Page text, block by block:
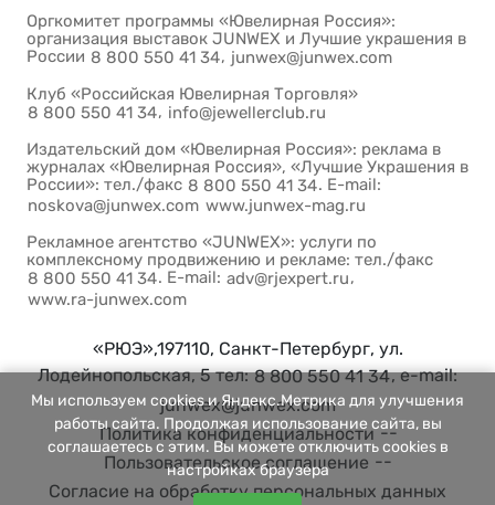
Оргкомитет программы «Ювелирная Россия»:
организация выставок JUNWEX и Лучшие украшения в
России 8 800 550 41 34, junwex@junwex.com
Клуб «Российская Ювелирная Торговля»
8 800 550 41 34, info@jewellerclub.ru
Издательский дом «Ювелирная Россия»: реклама в
журналах «Ювелирная Россия», «Лучшие Украшения в
России»: тел./факс 8 800 550 41 34. E-mail:
noskova@junwex.com www.junwex-mag.ru
Рекламное агентство «JUNWEX»: услуги по
комплексному продвижению и рекламе: тел./факс
8 800 550 41 34. E-mail: adv@rjexpert.ru,
www.ra-junwex.com
«РЮЭ»,197110, Санкт-Петербург, ул.
Лодейнопольская, 5 тел:8 800 550 41 34, e-mail:
junwex@junwex.com
Политика конфиденциальности--
Пользовательское соглашение --
Согласие на обработку персональных данных
Мы используем cookies и Яндекс.Метрика для улучшения
работы сайта. Продолжая использование сайта, вы
соглашаетесь с этим. Вы можете отключить cookies в
настройках браузера